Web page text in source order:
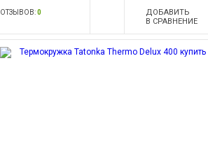
ОТЗЫВОВ:0
ДОБАВИТЬ
В СРАВНЕНИЕ